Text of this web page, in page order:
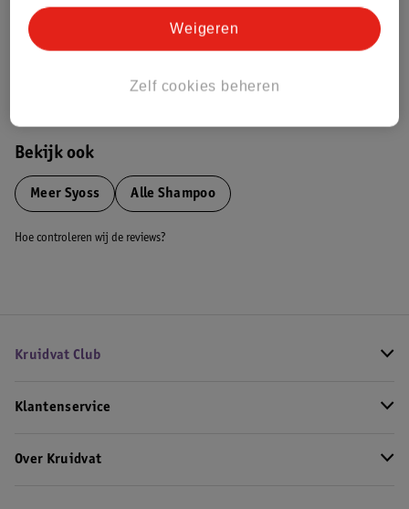
Meer informatie
Bestel & Bezorginformatie
Bekijk ook
Meer Syoss Alle Shampoo
Hoe controleren wij de reviews?
Kruidvat Club
Klantenservice
Over Kruidvat
Zelf cookies beheren
Weigeren